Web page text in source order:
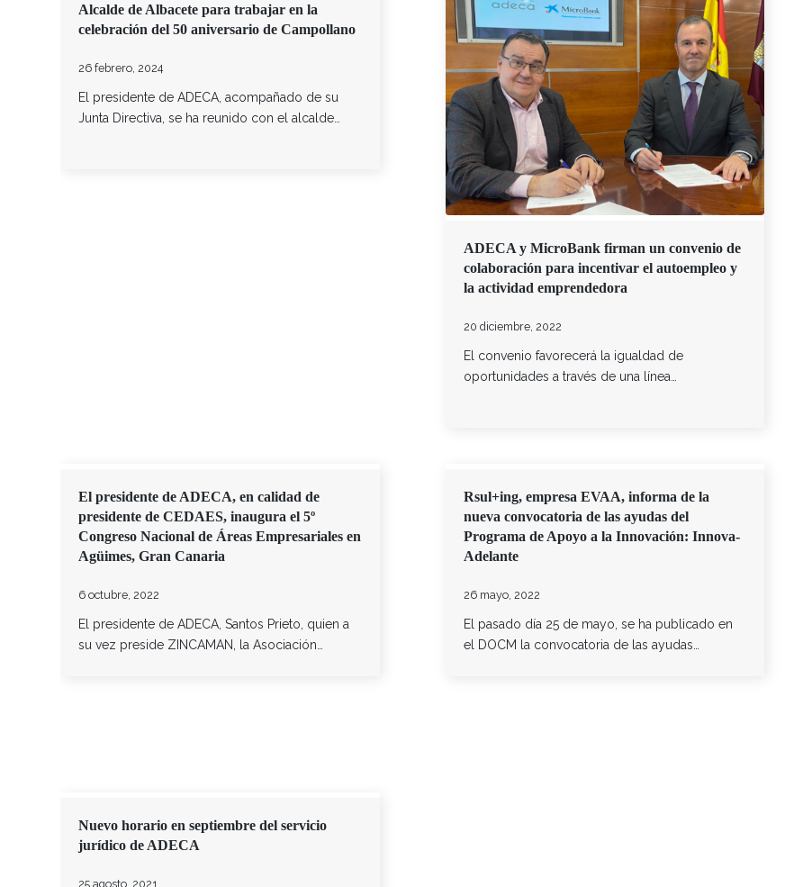
Alcalde de Albacete para trabajar en la
celebración del 50 aniversario de Campollano
26 febrero, 2024
El presidente de ADECA, acompañado de su
Junta Directiva, se ha reunido con el alcalde…
ADECA y MicroBank firman un convenio de
colaboración para incentivar el autoempleo y
la actividad emprendedora
20 diciembre, 2022
El convenio favorecerá la igualdad de
oportunidades a través de una línea…
El presidente de ADECA, en calidad de
presidente de CEDAES, inaugura el 5º
Congreso Nacional de Áreas Empresariales en
Agüimes, Gran Canaria
6 octubre, 2022
El presidente de ADECA, Santos Prieto, quien a
su vez preside ZINCAMAN, la Asociación…
Rsul+ing, empresa EVAA, informa de la
nueva convocatoria de las ayudas del
Programa de Apoyo a la Innovación: Innova-
Adelante
26 mayo, 2022
El pasado día 25 de mayo, se ha publicado en
el DOCM la convocatoria de las ayudas…
Nuevo horario en septiembre del servicio
jurídico de ADECA
25 agosto, 2021